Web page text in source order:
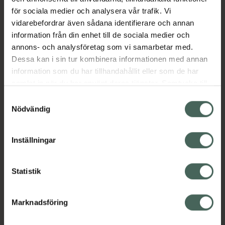
för sociala medier och analysera vår trafik. Vi
vidarebefordrar även sådana identifierare och annan
information från din enhet till de sociala medier och
annons- och analysföretag som vi samarbetar med.
Dessa kan i sin tur kombinera informationen med annan
information som du har tillhandahållit eller som de har
återkalla ditt samtycke via webbplatsens
cookieinställningar. Ett återkallat samtycke påverkar inte
lagligheten av behandling som skett innan återkallelsen.
Nödvändig
Inställningar
Statistik
Marknadsföring
EAN:
07350083122667
Kategorier:
Amning och matningBarn och föräldrar
Nappflaskor och dinappar
Äta och dricka själv
Visa
Amning och matning